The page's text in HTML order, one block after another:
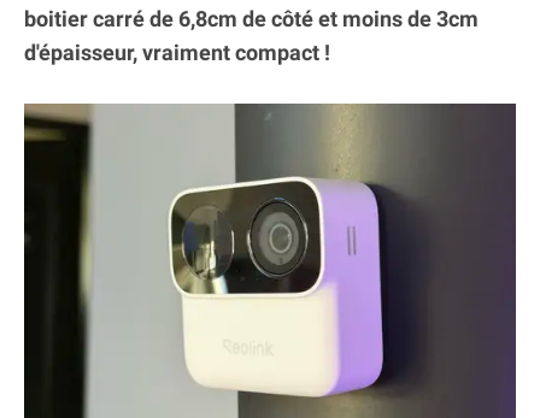
boitier carré de 6,8cm de côté et moins de 3cm
d'épaisseur, vraiment compact !